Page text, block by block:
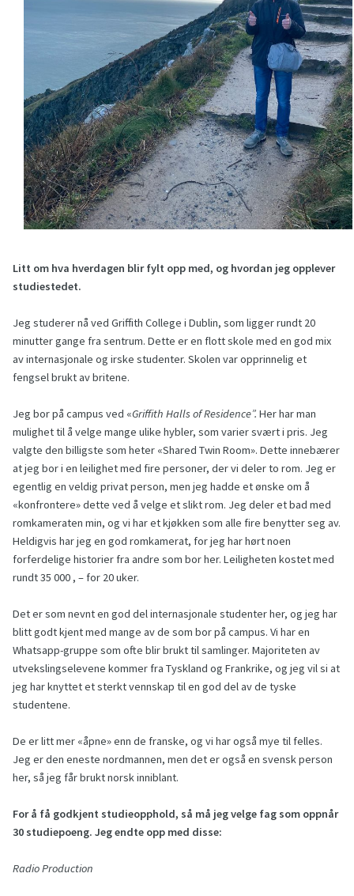
Litt om hva hverdagen blir fylt opp med, og hvordan jeg opplever
studiestedet.
Jeg studerer nå ved Griffith College i Dublin, som ligger rundt 20
minutter gange fra sentrum. Dette er en flott skole med en god mix
av internasjonale og irske studenter. Skolen var opprinnelig et
fengsel brukt av britene.
Jeg bor på campus ved «Griffith Halls of Residence”. Her har man
mulighet til å velge mange ulike hybler, som varier svært i pris. Jeg
valgte den billigste som heter «Shared Twin Room». Dette innebærer
at jeg bor i en leilighet med fire personer, der vi deler to rom. Jeg er
egentlig en veldig privat person, men jeg hadde et ønske om å
«konfrontere» dette ved å velge et slikt rom. Jeg deler et bad med
romkameraten min, og vi har et kjøkken som alle fire benytter seg av.
Heldigvis har jeg en god romkamerat, for jeg har hørt noen
forferdelige historier fra andre som bor her. Leiligheten kostet med
rundt 35 000 , – for 20 uker.
Det er som nevnt en god del internasjonale studenter her, og jeg har
blitt godt kjent med mange av de som bor på campus. Vi har en
Whatsapp-gruppe som ofte blir brukt til samlinger. Majoriteten av
utvekslingselevene kommer fra Tyskland og Frankrike, og jeg vil si at
jeg har knyttet et sterkt vennskap til en god del av de tyske
studentene.
De er litt mer «åpne» enn de franske, og vi har også mye til felles.
Jeg er den eneste nordmannen, men det er også en svensk person
her, så jeg får brukt norsk inniblant.
For å få godkjent studieopphold, så må jeg velge fag som oppnår
30 studiepoeng. Jeg endte opp med disse:
Radio Production